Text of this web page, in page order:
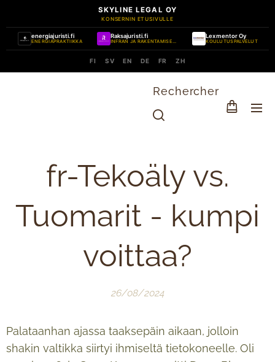
SKYLINE LEGAL OY
KONSERNIN ETUSIVULLE
energiajuristi.fi
ENERGIAPRAKTIIKKA
Raksajuristi.fi
INFRAN JA RAKENTAMISEN PRAKTIIKKA
Lexmentor Oy
KOULUTUSPALVELUT
FI SV EN DE FR ZH
Rechercher
fr-Tekoäly vs.
Tuomarit - kumpi
voittaa?
26/08/2024
Palataanhan ajassa taaksepäin aikaan, jolloin
shakin valtikka siirtyi ihmiseltä tietokoneelle. Oli